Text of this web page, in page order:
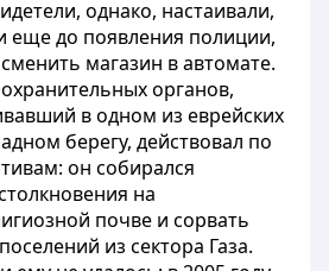
однако, настаивали,
еще до появления полиции,
магазин в автомате.
органов,
в одном из еврейских
берегу, действовал по
он собирался
на
почве и сорвать
из сектора Газа.